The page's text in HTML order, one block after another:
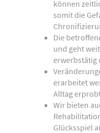
können
somit die
Die
und geht
erwerbstätig
erarbeitet
Alltag
Wir bieten
Glücksspiel